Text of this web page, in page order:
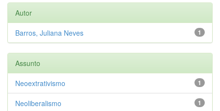
Autor
1
Barros, Juliana Neves
Assunto
1
Neoextrativismo
1
Neoliberalismo